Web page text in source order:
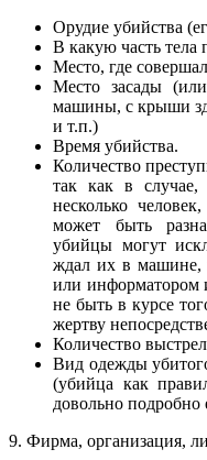
Орудие убийства
В какую часть тела
Место, где
Место засады
машины, с крыши
и т.п.)
Время убийства.
Количество
так как в случае,
несколько
может быть
убийцы могут
ждал их в машине,
или информатором
не быть в курсе
жертву
Количество
Вид одежды
(убийца как
довольно подробно
9. Фирма, организация,